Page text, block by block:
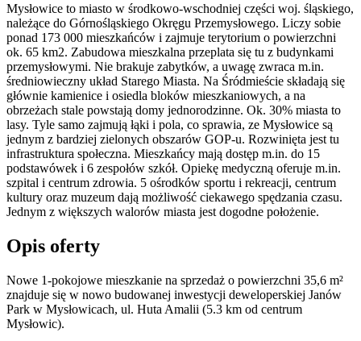
Mysłowice to miasto w środkowo-wschodniej części woj. śląskiego,
należące do Górnośląskiego Okręgu Przemysłowego. Liczy sobie
ponad 173 000 mieszkańców i zajmuje terytorium o powierzchni
ok. 65 km2. Zabudowa mieszkalna przeplata się tu z budynkami
przemysłowymi. Nie brakuje zabytków, a uwagę zwraca m.in.
średniowieczny układ Starego Miasta. Na Śródmieście składają się
głównie kamienice i osiedla bloków mieszkaniowych, a na
obrzeżach stale powstają domy jednorodzinne. Ok. 30% miasta to
lasy. Tyle samo zajmują łąki i pola, co sprawia, ze Mysłowice są
jednym z bardziej zielonych obszarów GOP-u. Rozwinięta jest tu
infrastruktura społeczna. Mieszkańcy mają dostęp m.in. do 15
podstawówek i 6 zespołów szkół. Opiekę medyczną oferuje m.in.
szpital i centrum zdrowia. 5 ośrodków sportu i rekreacji, centrum
kultury oraz muzeum dają możliwość ciekawego spędzania czasu.
Jednym z większych walorów miasta jest dogodne położenie.
Opis oferty
Nowe 1-pokojowe mieszkanie na sprzedaż o powierzchni 35,6 m²
znajduje się w nowo budowanej inwestycji deweloperskiej Janów
Park w Mysłowicach, ul. Huta Amalii (5.3 km od centrum
Mysłowic).